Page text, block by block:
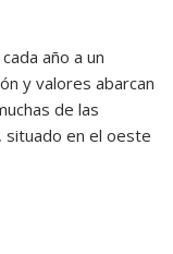
año a un
y valores abarcan
de las
situado en el oeste